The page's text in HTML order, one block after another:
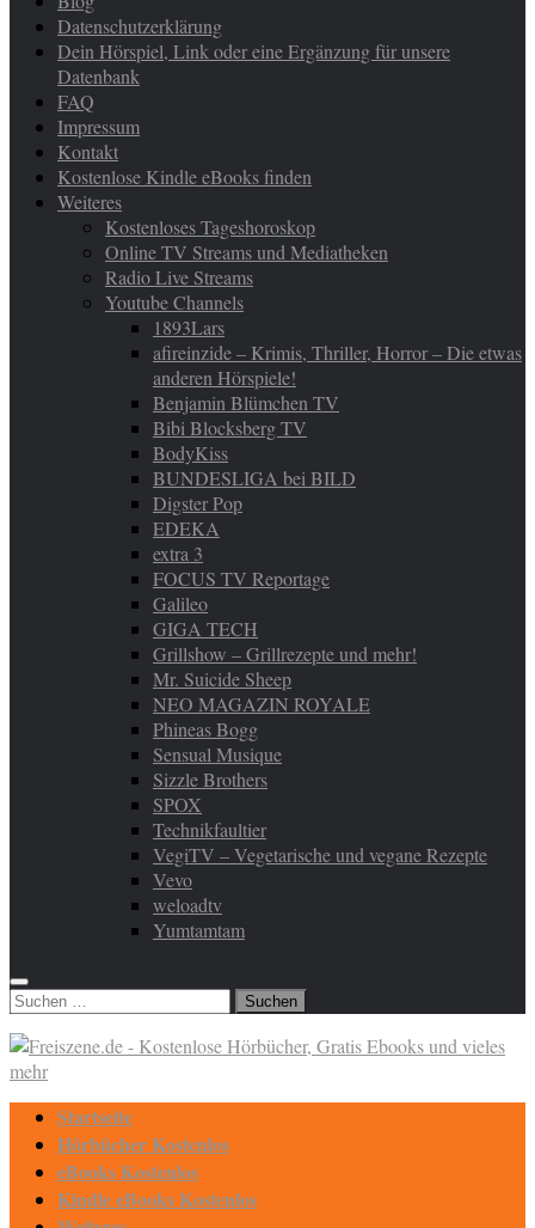
Datenschutzerklärung
Dein Hörspiel, Link oder eine Ergänzung für unsere
Datenbank
FAQ
Impressum
Kontakt
Kostenlose Kindle eBooks finden
Weiteres
Kostenloses Tageshoroskop
Online TV Streams und Mediatheken
Radio Live Streams
Youtube Channels
1893Lars
afireinzide – Krimis, Thriller, Horror – Die etwas
anderen Hörspiele!
Benjamin Blümchen TV
Bibi Blocksberg TV
BodyKiss
BUNDESLIGA bei BILD
Digster Pop
EDEKA
extra 3
FOCUS TV Reportage
Galileo
GIGA TECH
Grillshow – Grillrezepte und mehr!
Mr. Suicide Sheep
NEO MAGAZIN ROYALE
Phineas Bogg
Sensual Musique
Sizzle Brothers
SPOX
Technikfaultier
VegiTV – Vegetarische und vegane Rezepte
Vevo
weloadtv
Yumtamtam
Suchen
Startseite
Hörbücher Kostenlos
eBooks Kostenlos
Kindle eBooks Kostenlos